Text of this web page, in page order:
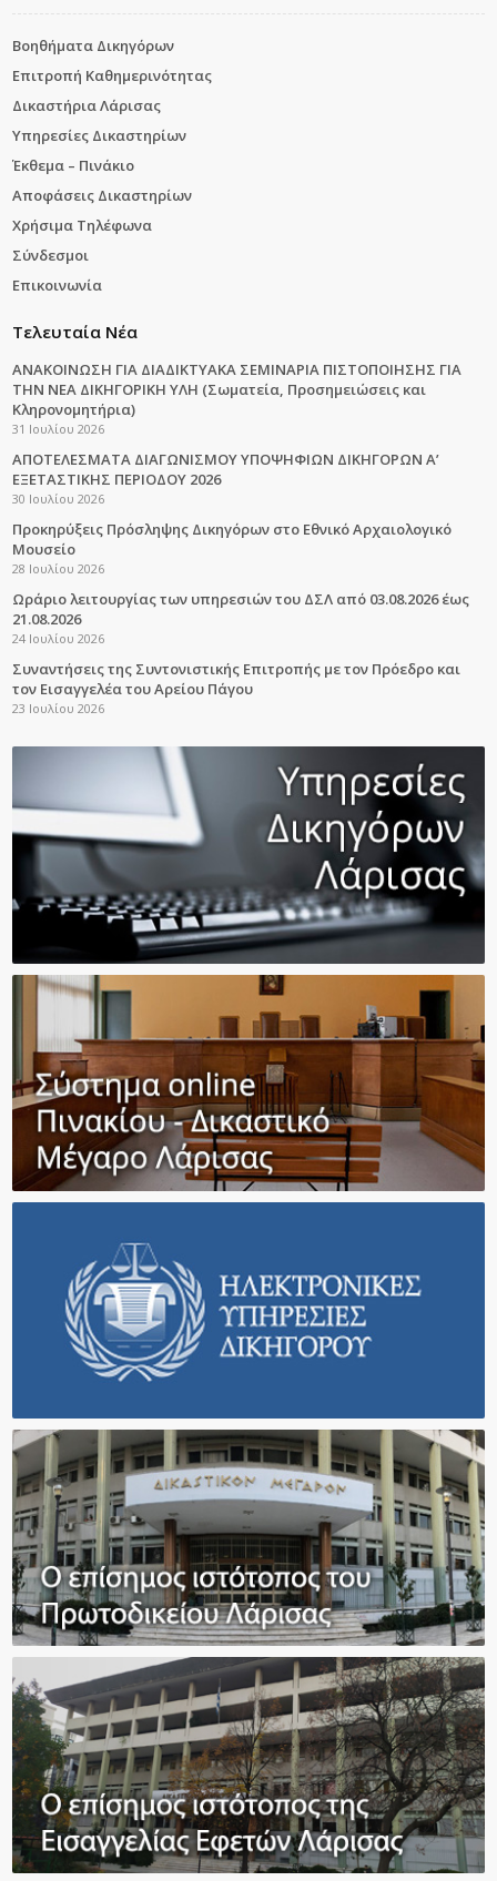
Βοηθήματα Δικηγόρων
Επιτροπή Καθημερινότητας
Δικαστήρια Λάρισας
Υπηρεσίες Δικαστηρίων
Έκθεμα – Πινάκιο
Αποφάσεις Δικαστηρίων
Χρήσιμα Τηλέφωνα
Σύνδεσμοι
Επικοινωνία
Τελευταία Νέα
ΑΝΑΚΟΙΝΩΣΗ ΓΙΑ ΔΙΑΔΙΚΤΥΑΚΑ ΣΕΜΙΝΑΡΙΑ ΠΙΣΤΟΠΟΙΗΣΗΣ ΓΙΑ
ΤΗΝ ΝΕΑ ΔΙΚΗΓΟΡΙΚΗ ΥΛΗ (Σωματεία, Προσημειώσεις και
Κληρονομητήρια)
31 Ιουλίου 2026
ΑΠΟΤΕΛΕΣΜΑΤΑ ΔΙΑΓΩΝΙΣΜΟΥ ΥΠΟΨΗΦΙΩΝ ΔΙΚΗΓΟΡΩΝ Α’
ΕΞΕΤΑΣΤΙΚΗΣ ΠΕΡΙΟΔΟΥ 2026
30 Ιουλίου 2026
Προκηρύξεις Πρόσληψης Δικηγόρων στο Εθνικό Αρχαιολογικό
Μουσείο
28 Ιουλίου 2026
Ωράριο λειτουργίας των υπηρεσιών του ΔΣΛ από 03.08.2026 έως
21.08.2026
24 Ιουλίου 2026
Συναντήσεις της Συντονιστικής Επιτροπής με τον Πρόεδρο και
τον Εισαγγελέα του Αρείου Πάγου
23 Ιουλίου 2026